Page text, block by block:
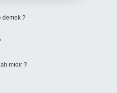
demek ?
mıdır ?